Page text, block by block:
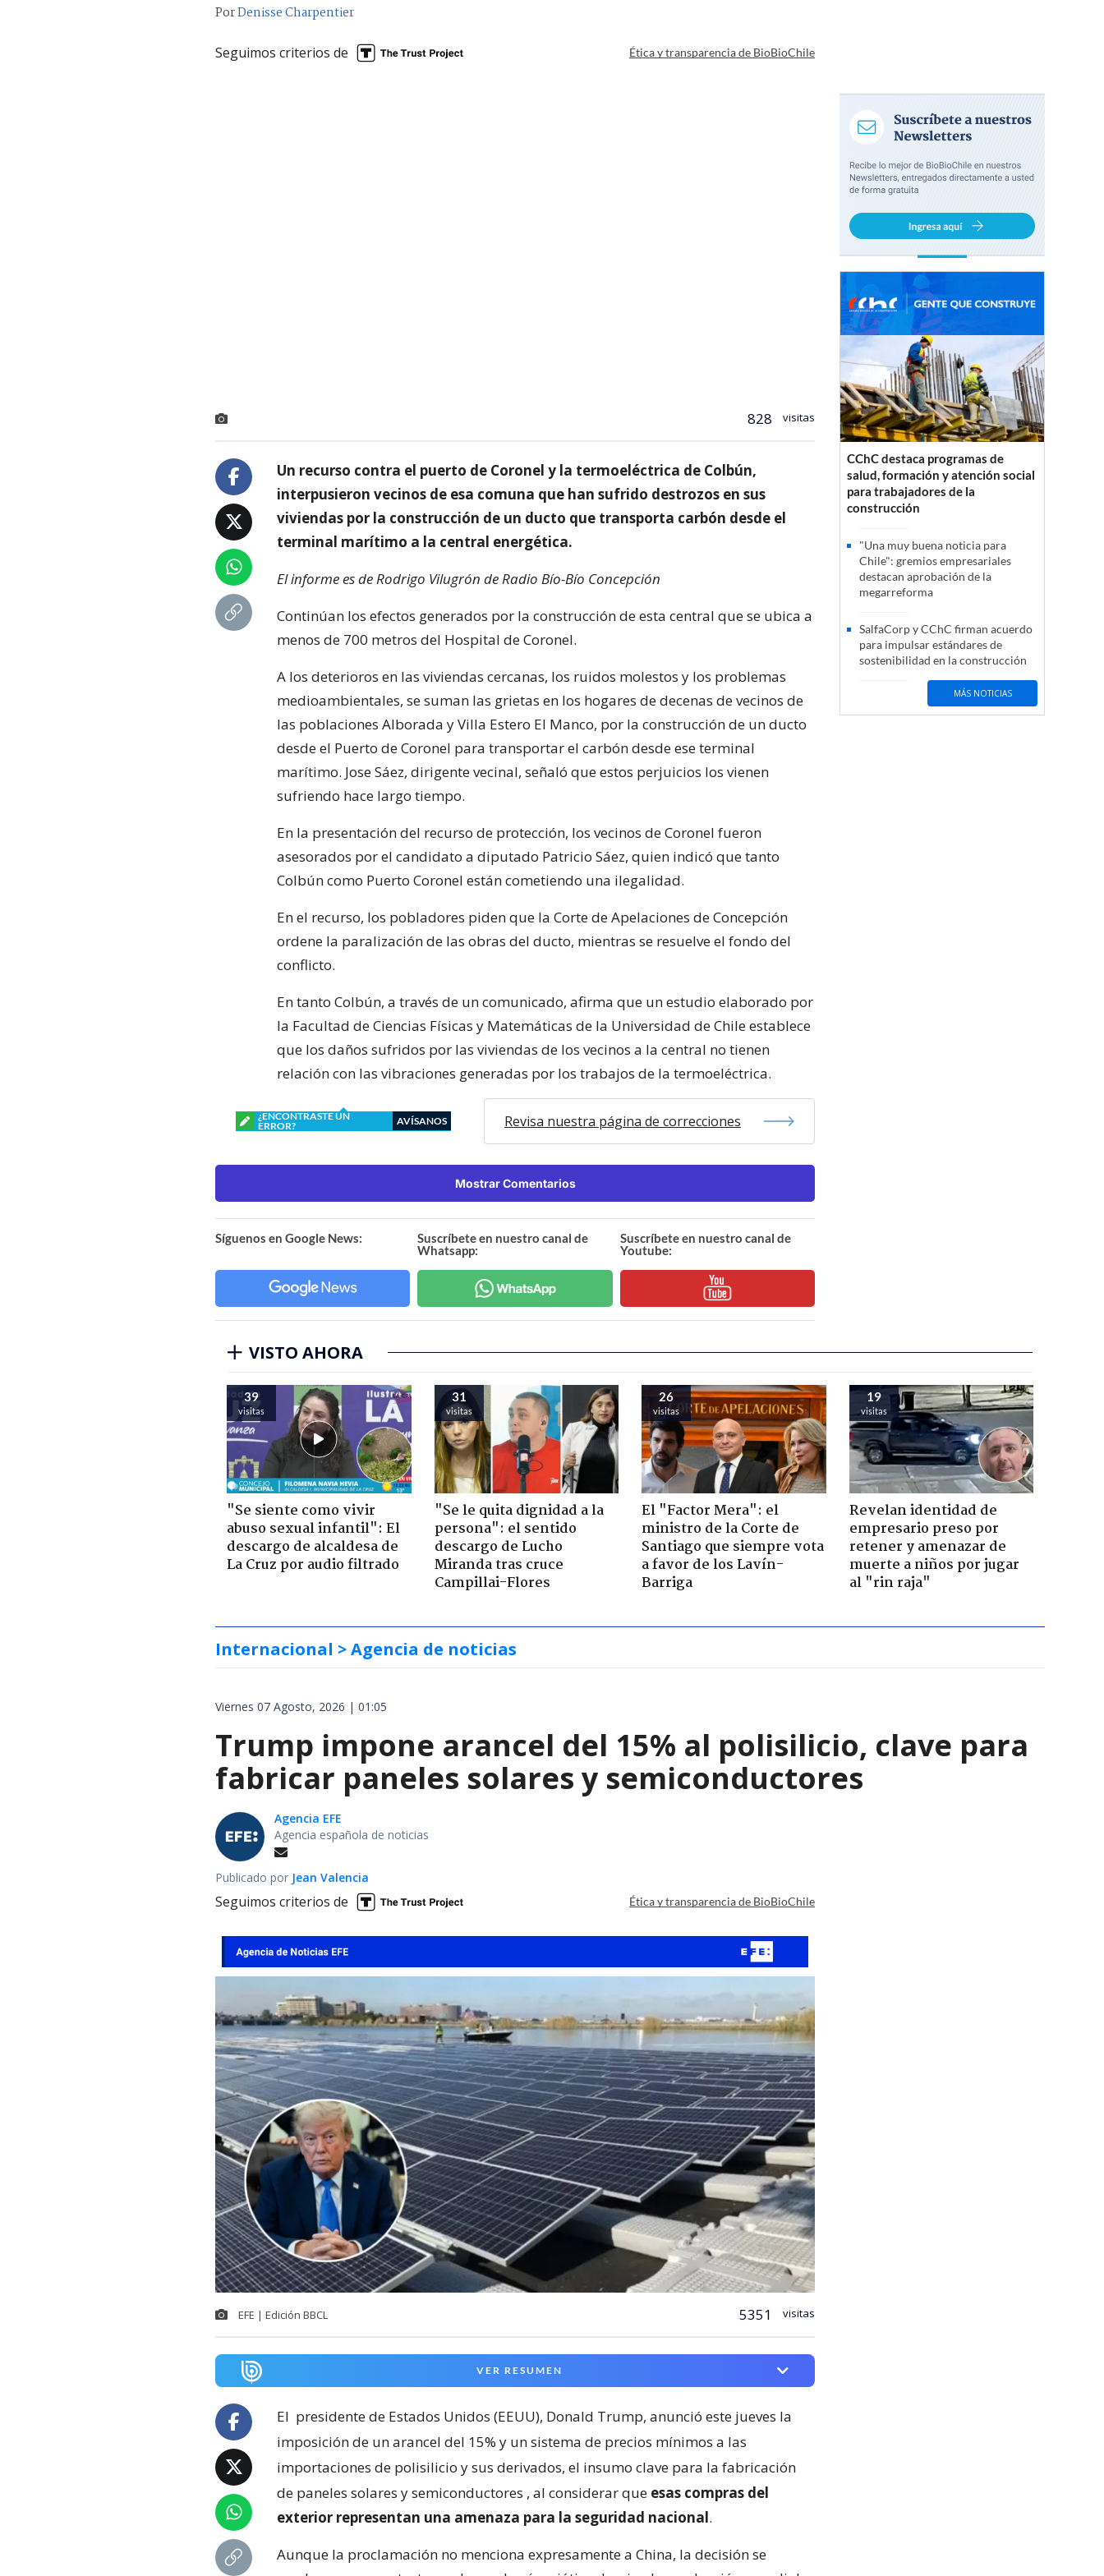
PorDenisse Charpentier
Seguimos criterios de Ética y transparencia de BioBioChile
828 visitas
Un recurso contra el puerto de Coronel y la termoeléctrica de Colbún,
interpusieron vecinos de esa comuna que han sufrido destrozos en sus
viviendas por la construcción de un ducto que transporta carbón desde el
terminal marítimo a la central energética.
El informe es de Rodrigo Vilugrón de Radio Bío-Bío Concepción
Continúan los efectos generados por la construcción de esta central que se ubica a
menos de 700 metros del Hospital de Coronel.
A los deterioros en las viviendas cercanas, los ruidos molestos y los problemas
medioambientales, se suman las grietas en los hogares de decenas de vecinos de
las poblaciones Alborada y Villa Estero El Manco, por la construcción de un ducto
desde el Puerto de Coronel para transportar el carbón desde ese terminal
marítimo. Jose Sáez, dirigente vecinal, señaló que estos perjuicios los vienen
sufriendo hace largo tiempo.
En la presentación del recurso de protección, los vecinos de Coronel fueron
asesorados por el candidato a diputado Patricio Sáez, quien indicó que tanto
Colbún como Puerto Coronel están cometiendo una ilegalidad.
En el recurso, los pobladores piden que la Corte de Apelaciones de Concepción
ordene la paralización de las obras del ducto, mientras se resuelve el fondo del
conflicto.
En tanto Colbún, a través de un comunicado, afirma que un estudio elaborado por
la Facultad de Ciencias Físicas y Matemáticas de la Universidad de Chile establece
que los daños sufridos por las viviendas de los vecinos a la central no tienen
relación con las vibraciones generadas por los trabajos de la termoeléctrica.
¿ENCONTRASTE UN
ERROR?
AVÍSANOS Revisa nuestra página de correcciones
Mostrar Comentarios
Síguenos en Google News:
Suscríbete en nuestro canal de
Whatsapp:
Suscríbete en nuestro canal de
Youtube:
CChC destaca programas de
salud, formación y atención social
para trabajadores de la
construcción
"Una muy buena noticia para
Chile": gremios empresariales
destacan aprobación de la
megarreforma
SalfaCorp y CChC firman acuerdo
para impulsar estándares de
sostenibilidad en la construcción
MÁS NOTICIAS
VISTO AHORA
39
visitas
"Se siente como vivir
abuso sexual infantil": El
descargo de alcaldesa de
La Cruz por audio filtrado
31
visitas
"Se le quita dignidad a la
persona": el sentido
descargo de Lucho
Miranda tras cruce
Campillai-Flores
26
visitas
El "Factor Mera": el
ministro de la Corte de
Santiago que siempre vota
a favor de los Lavín-
Barriga
19
visitas
Revelan identidad de
empresario preso por
retener y amenazar de
muerte a niños por jugar
al "rin raja"
Internacional > Agencia de noticias
Viernes 07 Agosto, 2026 | 01:05
Trump impone arancel del 15% al polisilicio, clave para
fabricar paneles solares y semiconductores
Agencia EFE
Agencia española de noticias
Publicado por Jean Valencia
Seguimos criterios de Ética y transparencia de BioBioChile
EFE | Edición BBCL 5351 visitas
VER RESUMEN
El presidente de Estados Unidos (EEUU), Donald Trump, anunció este jueves la
imposición de un arancel del 15% y un sistema de precios mínimos a las
importaciones de polisilicio y sus derivados, el insumo clave para la fabricación
de paneles solares y semiconductores , al considerar que esas compras del
exterior representan una amenaza para la seguridad nacional.
Aunque la proclamación no menciona expresamente a China, la decisión se